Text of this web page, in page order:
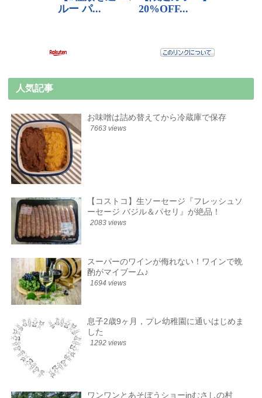
人気記事
お味噌は詰め替えてから冷蔵庫で保存
7663 views
【コストコ】生ソーセージ『フレッシュソ
ーセージ バジル＆パセリ』が絶品！
2083 views
スーパーのワインが侮れない！ワインで晩
酌がマイブーム♪
1694 views
息子2歳9ヶ月，プレ幼稚園に通いはじめま
した
1292 views
ワンワンとあそぼうショーinむさしの村